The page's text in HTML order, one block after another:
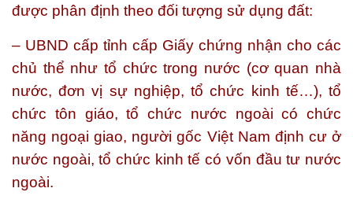
được phân định theo đối tượng sử dụng đất:
– UBND cấp tỉnh cấp Giấy chứng nhận cho các
chủ thể như tổ chức trong nước (cơ quan nhà
nước, đơn vị sự nghiệp, tổ chức kinh tế…), tổ
chức tôn giáo, tổ chức nước ngoài có chức
năng ngoại giao, người gốc Việt Nam định cư ở
nước ngoài, tổ chức kinh tế có vốn đầu tư nước
ngoài.